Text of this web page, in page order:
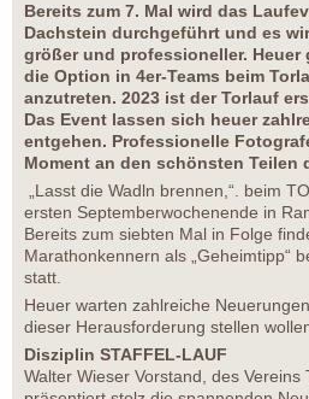
Bereits zum 7. Mal wird das
Dachstein durchgeführt und es
größer und professioneller. Heuer
die Option in 4er-Teams beim
anzutreten. 2023 ist der Torlauf
Das Event lassen sich heuer
entgehen. Professionelle
Moment an den schönsten Teilen
„Lasst die Wadln brennen,“. beim
ersten Septemberwochenende in
Bereits zum siebten Mal in Folge
Marathonkennern als „Geheimtipp“
statt.
Heuer warten zahlreiche
dieser Herausforderung stellen
Disziplin STAFFEL-LAUF
Walter Wieser Vorstand, des Vereins